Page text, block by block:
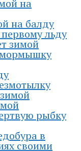
на
на балду
льду
зимой
мормышку
рыбку
в
своими